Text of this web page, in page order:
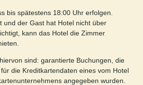
bis spätestens 18:00 Uhr erfolgen.
und der Gast hat Hotel nicht über
kann das Hotel die Zimmer
sind: garantierte Buchungen, die
die Kreditkartendaten eines vom Hotel
angegeben wurden.